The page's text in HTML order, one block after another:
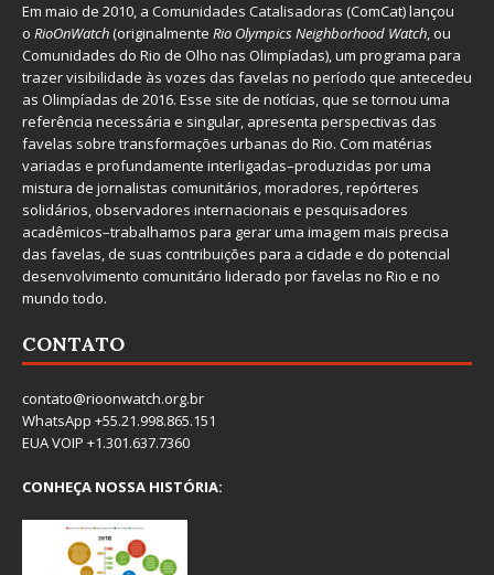
Em maio de 2010, a Comunidades Catalisadoras (ComCat) lançou
o RioOnWatch(originalmente Rio Olympics Neighborhood Watch, ou
Comunidades do Rio de Olho nas Olimpíadas), um programa para
trazer visibilidade às vozes das favelas no período que antecedeu
as Olimpíadas de 2016. Esse site de notícias, que se tornou uma
referência necessária e singular, apresenta perspectivas das
favelas sobre transformações urbanas do Rio. Com matérias
variadas e profundamente interligadas–produzidas por uma
mistura de jornalistas comunitários, moradores, repórteres
solidários, observadores internacionais e pesquisadores
acadêmicos–trabalhamos para gerar uma imagem mais precisa
das favelas, de suas contribuições para a cidade e do potencial
desenvolvimento comunitário liderado por favelas no Rio e no
mundo todo.
CONTATO
contato@rioonwatch.org.br
WhatsApp +55.21.998.865.151
EUA VOIP +1.301.637.7360
CONHEÇA NOSSA HISTÓRIA: